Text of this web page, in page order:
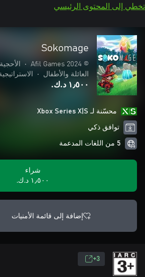
تخطي إلى المحتوى الرئيسي
Sokomage
© 2024 Afil Games
•
العائلة والأطفال
•
١٫٥٠٠ د.ك.‏
محسّنة لـ Xbox Series X|S
توافق ذكي
5 من اللغات المدعمة
شراء
١٫٥٠٠ د.ك.‏
إضافة إلى قائمة الأمنيات
3+